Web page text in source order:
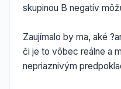
skupinou B negatív
Zaujímalo by ma, aké
či je to vôbec reálne a
nepriaznivým